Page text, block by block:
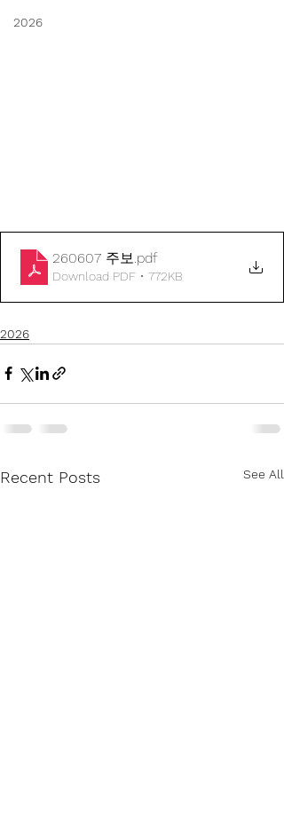
2026
260607 주보.pdf
Download PDF • 772KB
2026
Recent Posts See All